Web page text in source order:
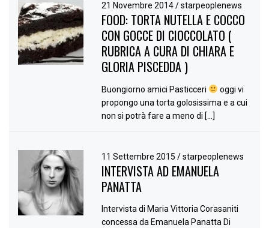
21 Novembre 2014/ starpeoplenews
FOOD: TORTA NUTELLA E COCCO
CON GOCCE DI CIOCCOLATO (
RUBRICA A CURA DI CHIARA E
GLORIA PISCEDDA )
Buongiorno amici Pasticceri
oggi vi
propongo una torta golosissima e a cui
non si potrà fare a meno di […]
11 Settembre 2015/ starpeoplenews
INTERVISTA AD EMANUELA
PANATTA
Intervista di Maria Vittoria Corasaniti
concessa da Emanuela Panatta Di